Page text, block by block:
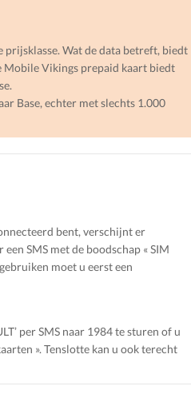
prijsklasse. Wat de data betreft, biedt
Mobile Vikings prepaid kaart biedt
Base, echter met slechts 1.000
bent, verschijnt er
SMS met de boodschap « SIM
moet u eerst een
per SMS naar 1984 te sturen of u
». Tenslotte kan u ook terecht